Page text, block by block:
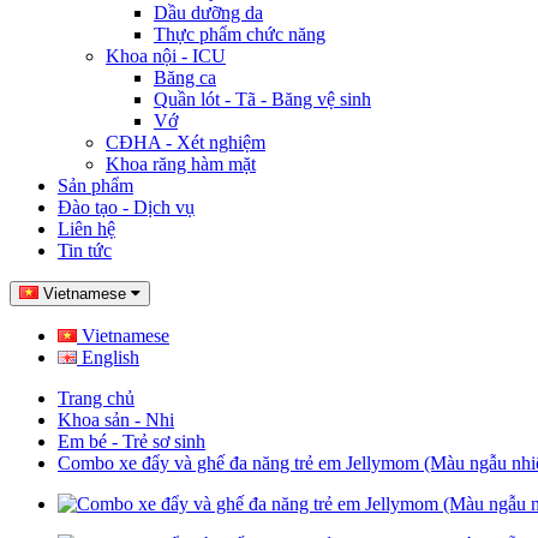
Dầu dưỡng da
Thực phẩm chức năng
Khoa nội - ICU
Băng ca
Quần lót - Tã - Băng vệ sinh
Vớ
CĐHA - Xét nghiệm
Khoa răng hàm mặt
Sản phẩm
Đào tạo - Dịch vụ
Liên hệ
Tin tức
Vietnamese
Vietnamese
English
Trang chủ
Khoa sản - Nhi
Em bé - Trẻ sơ sinh
Combo xe đẩy và ghế đa năng trẻ em Jellymom (Màu ngẫu